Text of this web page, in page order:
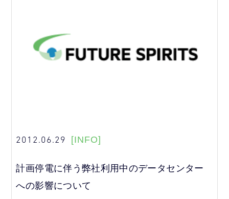
2012.06.29 [INFO]
計画停電に伴う弊社利用中のデータセンター
への影響について